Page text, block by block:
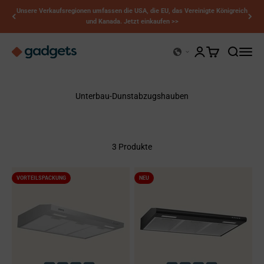
Zum Inhalt springen
Unsere Verkaufsregionen umfassen die USA, die EU, das Vereinigte Königreich
und Kanada. Jetzt einkaufen >>
Suche
Kerry Gadgets Kundenkontoseite
Warenkorb
Unterbau-Dunstabzugshauben
3 Produkte
VORTEILSPACKUNG NEU